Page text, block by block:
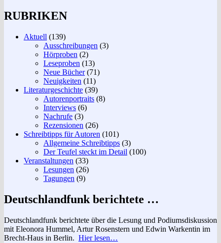
RUBRIKEN
Aktuell (139)
Ausschreibungen (3)
Hörproben (2)
Leseproben (13)
Neue Bücher(71)
Neuigkeiten (11)
Literaturgeschichte (39)
Autorenportraits (8)
Interviews (6)
Nachrufe (3)
Rezensionen (26)
Schreibtipps für Autoren (101)
Allgemeine Schreibtipps (3)
Der Teufel steckt im Detail (100)
Veranstaltungen (33)
Lesungen (26)
Tagungen (9)
Deutschlandfunk berichtete …
Deutschlandfunk berichtete über die Lesung und Podiumsdiskussion
mit Eleonora Hummel, Artur Rosenstern und Edwin Warkentin im
Brecht-Haus in Berlin. Hier lesen…